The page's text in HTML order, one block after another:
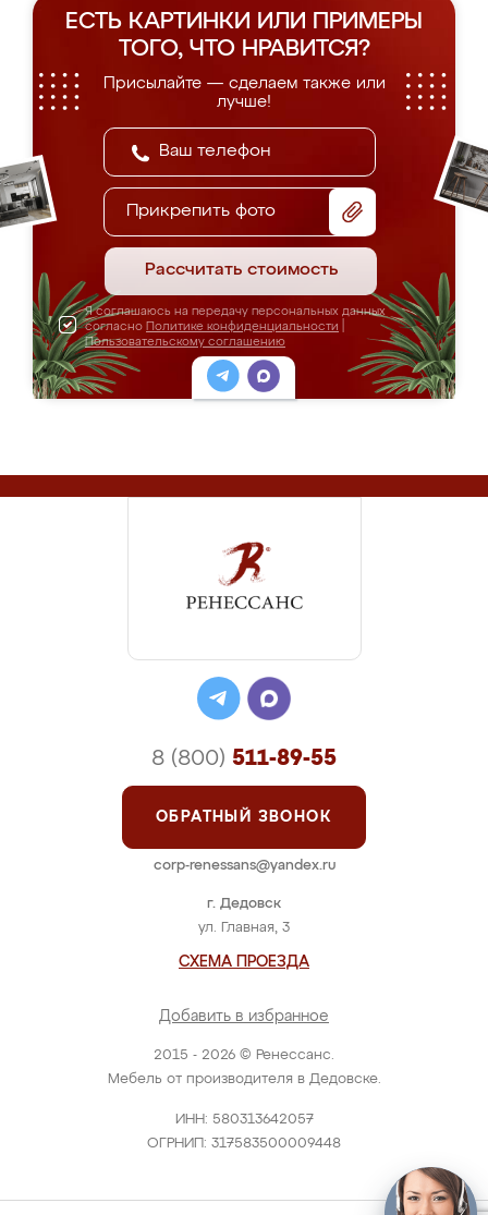
ЕСТЬ КАРТИНКИ ИЛИ ПРИМЕРЫ
ТОГО, ЧТО НРАВИТСЯ?
Присылайте — сделаем также или
лучше!
Прикрепить фото
Рассчитать стоимость
Я соглашаюсь на передачу персональных данных
согласно Политике конфиденциальности
Пользовательскому соглашению
2015 - 2026 © Ренессанс.
Мебель от производителя в Дедовске.
ИНН: 580313642057
ОГРНИП: 317583500009448
г. Дедовск
ул. Главная, 3
СХЕМА ПРОЕЗДА
Добавить в избранное
8 (800) 511-89-55
ОБРАТНЫЙ ЗВОНОК
corp-renessans@yandex.ru